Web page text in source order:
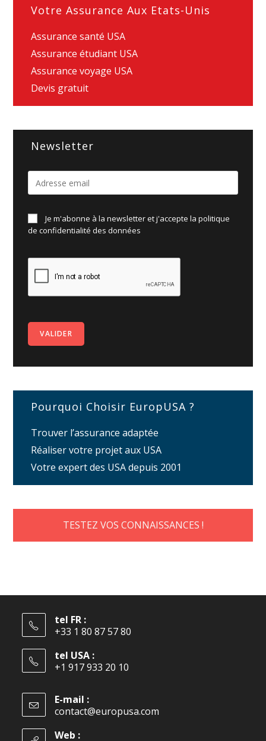
Votre Assurance Aux Etats-Unis
Assurance santé USA
Assurance étudiant USA
Assurance voyage USA
Devis gratuit
Newsletter
Je m'abonne à la newsletter et j'accepte la politique
deconfidentialité des données
Pourquoi Choisir EuropUSA ?
Trouver l’assurance adaptée
Réaliser votre projet aux USA
Votre expert des USA depuis 2001
TESTEZ VOS CONNAISSANCES !
tel FR :
+33 1 80 87 57 80
tel USA :
+1 917 933 20 10
E-mail :
contact@europusa.com
Web :